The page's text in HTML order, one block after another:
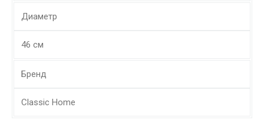
Диаметр
46 см
Бренд
Classic Home